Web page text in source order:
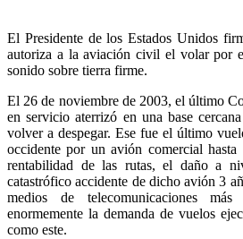
El Presidente de los Estados Unidos
autoriza a la aviación civil el volar por
sonido sobre tierra firme.
El 26 de noviembre de 2003, el último
en servicio aterrizó en una base
volver a despegar. Ese fue el último
occidente por un avión comercial
rentabilidad de las rutas, el daño a
catastrófico accidente de dicho avión 3
medios de telecomunicaciones
enormemente la demanda de vuelos
como este.